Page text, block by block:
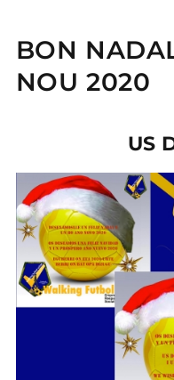
BON
NOU 2020
US